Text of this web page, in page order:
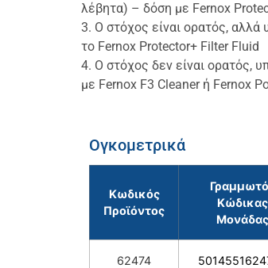
λέβητα) – δόση με Fernox
3. Ο στόχος είναι ορατός,
το Fernox Protector+ Filter Fluid
4. Ο στόχος δεν είναι ορατός,
με Fernox F3 Cleaner ή Fernox
Ογκομετρικά
Κωδικός
Προϊόντος
Κώδικας
Μονάδας
62474